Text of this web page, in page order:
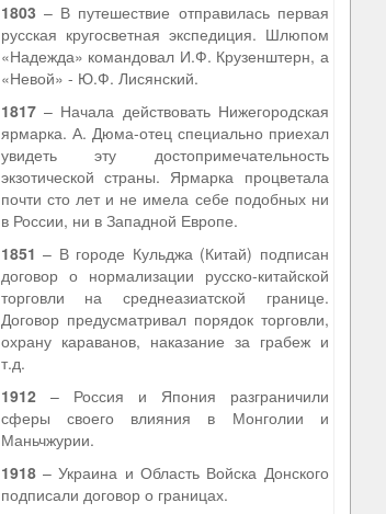
1803 – В путешествие отправилась первая
русская кругосветная экспедиция. Шлюпом
«Надежда» командовал И.Ф. Крузенштерн, а
«Невой» - Ю.Ф. Лисянский.
1817– Начала действовать Нижегородская
ярмарка. А. Дюма-отец специально приехал
увидеть эту достопримечательность
экзотической страны. Ярмарка процветала
почти сто лет и не имела себе подобных ни
в России, ни в Западной Европе.
1851 – В городе Кульджа (Китай) подписан
договор о нормализации русско-китайской
торговли на среднеазиатской границе.
Договор предусматривал порядок торговли,
охрану караванов, наказание за грабеж и
т.д.
1912– Россия и Япония разграничили
сферы своего влияния в Монголии и
Маньчжурии.
1918– Украина и Область Войска Донского
подписали договор о границах.